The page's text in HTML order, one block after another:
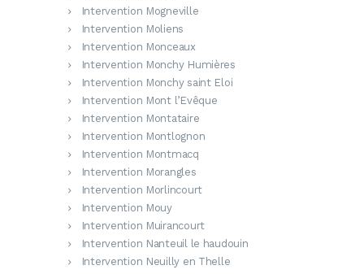
Intervention Mogneville
Intervention Moliens
Intervention Monceaux
Intervention Monchy Humières
Intervention Monchy saint Eloi
Intervention Mont l’Evêque
Intervention Montataire
Intervention Montlognon
Intervention Montmacq
Intervention Morangles
Intervention Morlincourt
Intervention Mouy
Intervention Muirancourt
Intervention Nanteuil le haudouin
Intervention Neuilly en Thelle